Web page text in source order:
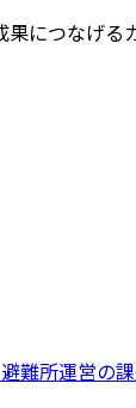
果につなげ